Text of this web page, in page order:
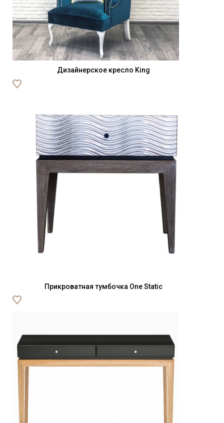
Дизайнерское кресло King
Прикроватная тумбочка One Static